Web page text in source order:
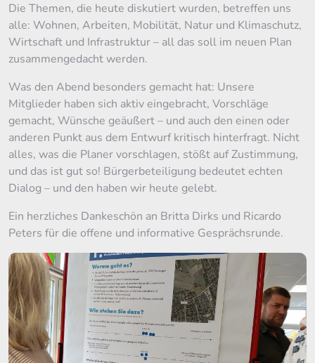
Die Themen, die heute diskutiert wurden, betreffen uns
alle: Wohnen, Arbeiten, Mobilität, Natur und Klimaschutz,
Wirtschaft und Infrastruktur – all das soll im neuen Plan
zusammengedacht werden.
Was den Abend besonders gemacht hat: Unsere
Mitglieder haben sich aktiv eingebracht, Vorschläge
gemacht, Wünsche geäußert – und auch den einen oder
anderen Punkt aus dem Entwurf kritisch hinterfragt. Nicht
alles, was die Planer vorschlagen, stößt auf Zustimmung,
und das ist gut so! Bürgerbeteiligung bedeutet echten
Dialog – und den haben wir heute gelebt.
Ein herzliches Dankeschön an Britta Dirks und Ricardo
Peters für die offene und informative Gesprächsrunde.